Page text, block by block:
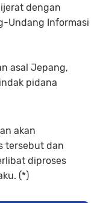
dengan
Undang Informasi
asal Jepang,
pidana
akan
tersebut dan
diproses
(*)